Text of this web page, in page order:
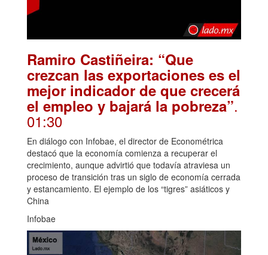
Ramiro Castiñeira: “Que
crezcan las exportaciones es el
mejor indicador de que crecerá
el empleo y bajará la pobreza”.
01:30
En diálogo con Infobae, el director de Econométrica
destacó que la economía comienza a recuperar el
crecimiento, aunque advirtió que todavía atraviesa un
proceso de transición tras un siglo de economía cerrada
y estancamiento. El ejemplo de los “tigres” asiáticos y
China
Infobae